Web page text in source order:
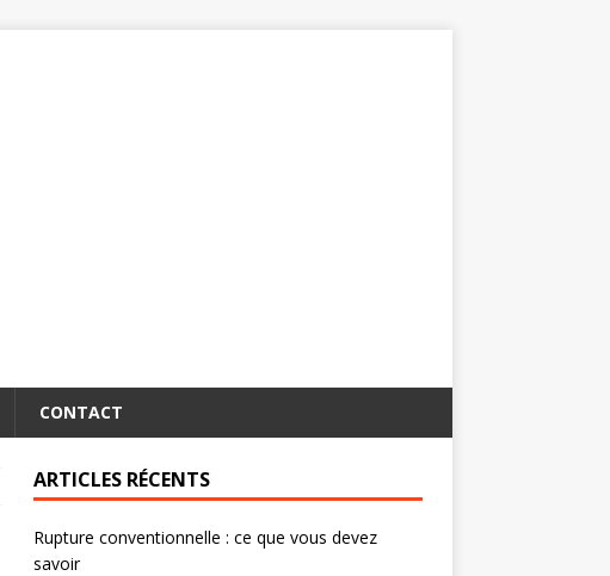
CONTACT
ARTICLES RÉCENTS
Rupture conventionnelle : ce que vous devez
savoir